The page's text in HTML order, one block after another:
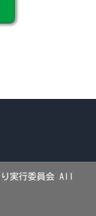
実行委員会 All